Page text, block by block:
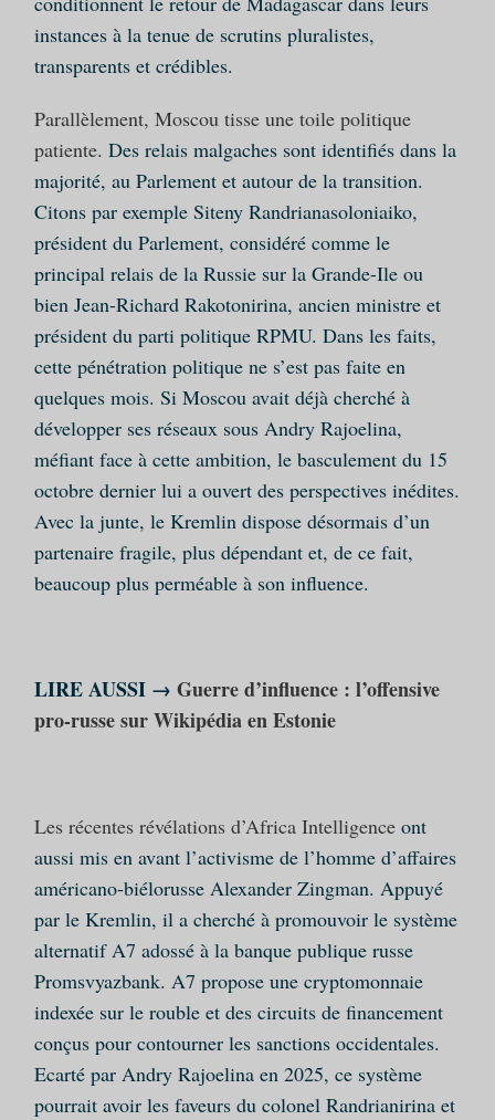
instances à la tenue de scrutins pluralistes,
transparents et crédibles.
Parallèlement, Moscou tisse une toile politique
patiente. Des relais malgaches sont identifiés dans la
majorité, au Parlement et autour de la transition.
Citons par exemple Siteny Randrianasoloniaiko,
président du Parlement, considéré comme le
principal relais de la Russie sur la Grande-Ile ou
bien Jean-Richard Rakotonirina, ancien ministre et
président du parti politique RPMU. Dans les faits,
cette pénétration politique ne s’est pas faite en
quelques mois. Si Moscou avait déjà cherché à
développer ses réseaux sous Andry Rajoelina,
méfiant face à cette ambition, le basculement du 15
octobre dernier lui a ouvert des perspectives inédites.
Avec la junte, le Kremlin dispose désormais d’un
partenaire fragile, plus dépendant et, de ce fait,
beaucoup plus perméable à son influence.
LIRE AUSSI → Guerre d’influence : l’offensive
pro-russe sur Wikipédia en Estonie
Les récentes révélations d’Africa Intelligenceont
aussi mis en avant l’activisme de l’homme d’affaires
américano‑biélorusse Alexander Zingman. Appuyé
par le Kremlin, il a cherché à promouvoir le système
alternatif A7 adossé à la banque publique russe
Promsvyazbank. A7 propose une cryptomonnaie
indexée sur le rouble et des circuits de financement
conçus pour contourner les sanctions occidentales.
Ecarté par Andry Rajoelina en 2025, ce système
pourrait avoir les faveurs du colonel Randrianirina et